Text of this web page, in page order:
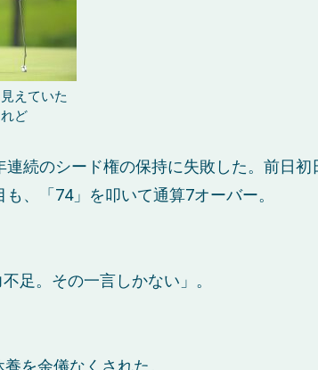
えていた
ど
続のシード権の保持に失敗した。前日初
、「74」を叩いて通算7オーバー。
足。その一言しかない」。
を余儀なくされた。